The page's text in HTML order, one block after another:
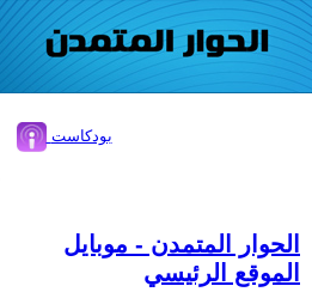
بودكاست
الحوار المتمدن - موبايل
الموقع الرئيسي